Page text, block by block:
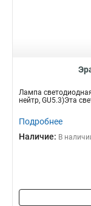
Лампа
нейтр, GU5.3)Эта
Подробнее
Наличие: В